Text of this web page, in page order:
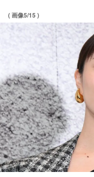
( 画像5/15 )